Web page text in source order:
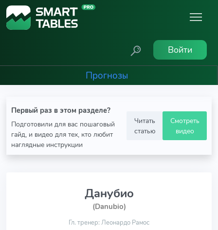
Войти
Прогнозы
Первый раз в этом разделе?
Подготовили для вас пошаговый
гайд, и видео для тех, кто любит
наглядные инструкции
Читать
статью
Смотреть
видео
Данубио
(Danubio)
Гл. тренер: Леонардо Рамос